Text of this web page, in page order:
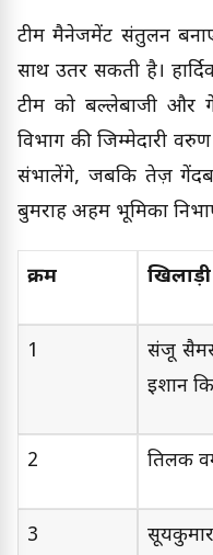
टीम मैनेजमेंट संतुलन
साथ उतर सकती है।
टीम को बल्लेबाजी और
विभाग की जिम्मेदारी
संभालेंगे, जबकि तेज़
बुमराह अहम भूमिका
क्रम खिलाड़ी
1
संजू
ईशान
2 तिलक
3
सूर्यकुमार